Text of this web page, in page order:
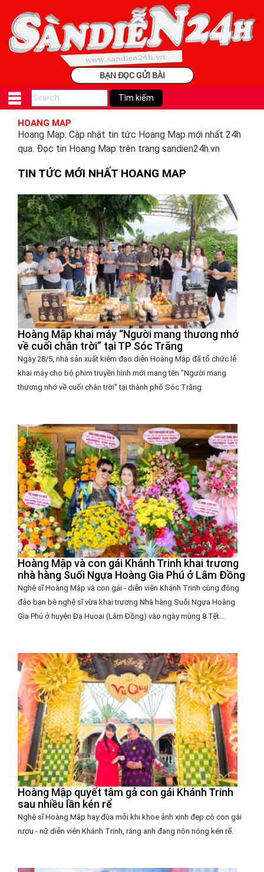
BẠN ĐỌC GỬI BÀI
HOANG MAP
Hoang Map: Cập nhật tin tức Hoang Map mới nhất 24h
qua. Đọc tin Hoang Map trên trang sandien24h.vn
TIN TỨC MỚI NHẤT HOANG MAP
Hoàng Mập khai máy “Người mang thương nhớ
về cuối chân trời” tại TP Sóc Trăng
Ngày 28/5, nhà sản xuất kiêm đạo diễn Hoàng Mập đã tổ chức lễ
khai máy cho bộ phim truyền hình mới mang tên "Người mang
thương nhớ về cuối chân trời" tại thành phố Sóc Trăng.
Hoàng Mập và con gái Khánh Trinh khai trương
nhà hàng Suối Ngựa Hoàng Gia Phú ở Lâm Đồng
Nghệ sĩ Hoàng Mập và con gái - diễn viên Khánh Trinh cùng đông
đảo bạn bè nghệ sĩ vừa khai trương Nhà hàng Suối Ngựa Hoàng
Gia Phú ở huyện Đạ Huoai (Lâm Đồng) vào ngày mùng 8 Tết...
Hoàng Mập quyết tâm gả con gái Khánh Trinh
sau nhiều lần kén rể
Nghệ sĩ Hoàng Mập hay đùa mỗi khi khoe ảnh xinh đẹp cô con gái
rượu - nữ diễn viên Khánh Trinh, rằng anh đang nôn nóng kén rể.